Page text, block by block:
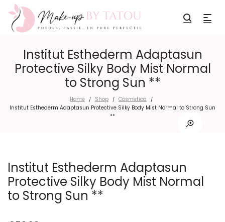
Institut Esthederm Adaptasun
Protective Silky Body Mist Normal
to Strong Sun **
Home / Shop / Cosmetica /
Institut Esthederm Adaptasun Protective Silky Body Mist Normal to Strong Sun
**
Institut Esthederm Adaptasun
Protective Silky Body Mist Normal
to Strong Sun **